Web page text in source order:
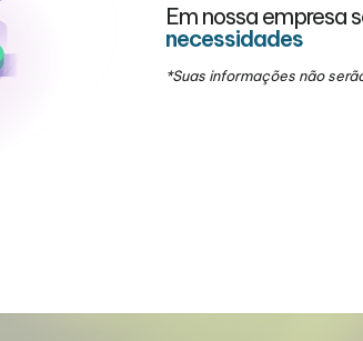
Em nossa empresa
necessidades
*Suas informações não